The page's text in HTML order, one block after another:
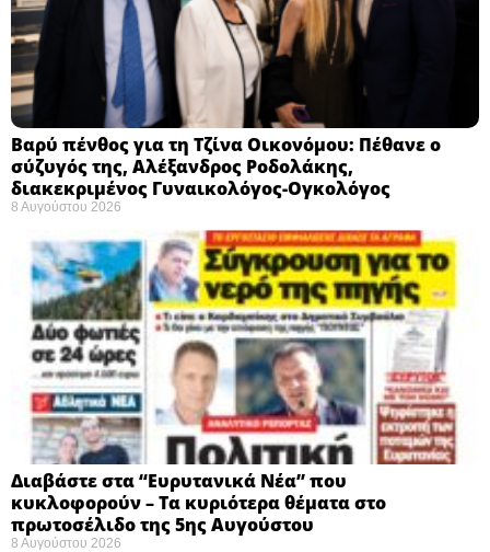
Βαρύ πένθος για τη Τζίνα Οικονόμου: Πέθανε ο
σύζυγός της, Αλέξανδρος Ροδολάκης,
διακεκριμένος Γυναικολόγος-Ογκολόγος
8 Αυγούστου 2026
Διαβάστε στα “Ευρυτανικά Νέα” που
κυκλοφορούν – Τα κυριότερα θέματα στο
πρωτοσέλιδο της 5ης Αυγούστου
8 Αυγούστου 2026